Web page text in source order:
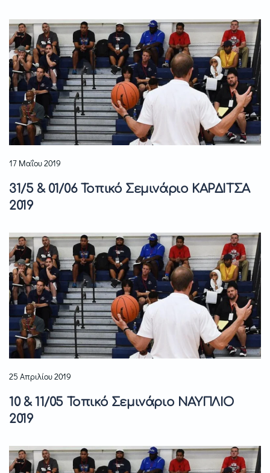
17 Μαΐου 2019
31/5 & 01/06 Τοπικό Σεμινάριο ΚΑΡΔΙΤΣΑ
2019
25 Απριλίου 2019
10 & 11/05 Τοπικό Σεμινάριο ΝΑΥΠΛΙΟ
2019